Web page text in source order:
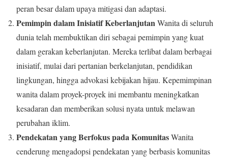
peran besar dalam upaya mitigasi dan adaptasi.
Pemimpin dalam Inisiatif KeberlanjutanWanita di seluruh
dunia telah membuktikan diri sebagai pemimpin yang kuat
dalam gerakan keberlanjutan. Mereka terlibat dalam berbagai
inisiatif, mulai dari pertanian berkelanjutan, pendidikan
lingkungan, hingga advokasi kebijakan hijau. Kepemimpinan
wanita dalam proyek-proyek ini membantu meningkatkan
kesadaran dan memberikan solusi nyata untuk melawan
perubahan iklim.
Pendekatan yang Berfokus pada KomunitasWanita
cenderung mengadopsi pendekatan yang berbasis komunitas